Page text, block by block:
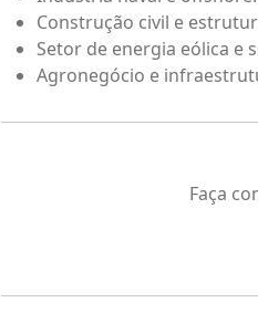
Metalurgia e caldeiraria
Indústria naval e offshore.
Construção civil e
Faça